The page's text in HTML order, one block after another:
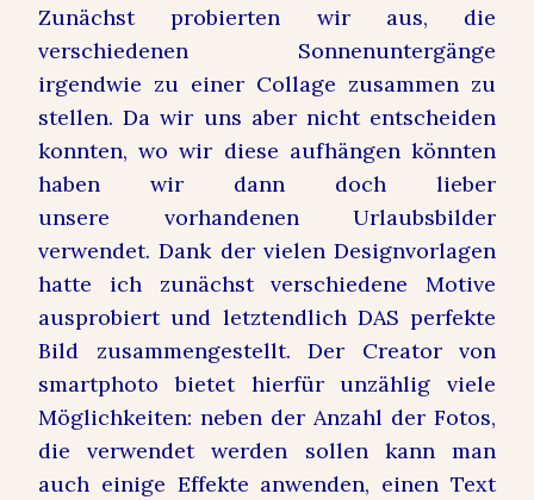
Zunächst probierten wir aus, die
verschiedenen Sonnenuntergänge
irgendwie zu einer Collage zusammen zu
stellen. Da wir uns aber nicht entscheiden
konnten, wo wir diese aufhängen könnten
haben wir dann doch lieber
unsere vorhandenen Urlaubsbilder
verwendet. Dank der vielen Designvorlagen
hatte ich zunächst verschiedene Motive
ausprobiert und letztendlich DAS perfekte
Bild zusammengestellt. Der Creator von
smartphoto bietet hierfür unzählig viele
Möglichkeiten: neben der Anzahl der Fotos,
die verwendet werden sollen kann man
auch einige Effekte anwenden, einen Text